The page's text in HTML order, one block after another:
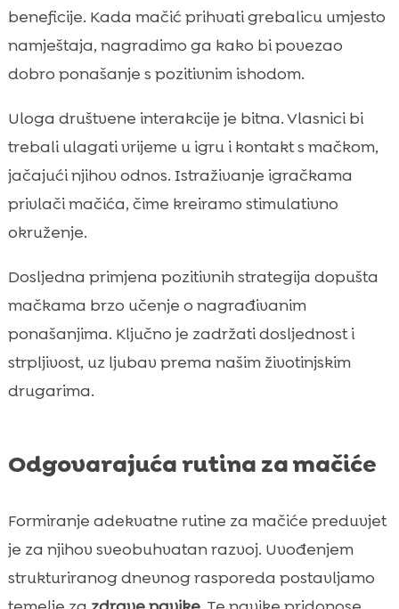
beneficije. Kada mačić prihvati grebalicu umjesto
namještaja, nagradimo ga kako bi povezao
dobro ponašanje s pozitivnim ishodom.
Uloga društvene interakcije je bitna. Vlasnici bi
trebali ulagati vrijeme u igru i kontakt s mačkom,
jačajući njihov odnos. Istraživanje igračkama
privlači mačića, čime kreiramo stimulativno
okruženje.
Dosljedna primjena pozitivnih strategija dopušta
mačkama brzo učenje o nagrađivanim
ponašanjima. Ključno je zadržati dosljednost i
strpljivost, uz ljubav prema našim životinjskim
drugarima.
Odgovarajuća rutina za mačiće
Formiranje adekvatne rutine za mačiće preduvjet
je za njihov sveobuhvatan razvoj. Uvođenjem
strukturiranog dnevnog rasporeda postavljamo